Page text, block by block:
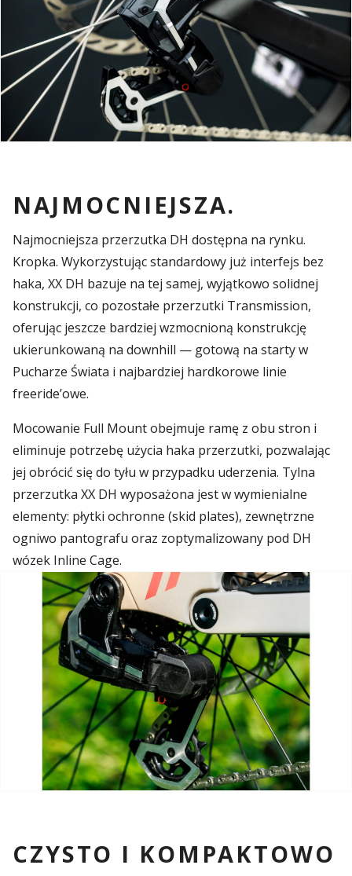
NAJMOCNIEJSZA.
Najmocniejsza przerzutka DH dostępna na rynku.
Kropka. Wykorzystując standardowy już interfejs bez
haka, XX DH bazuje na tej samej, wyjątkowo solidnej
konstrukcji, co pozostałe przerzutki Transmission,
oferując jeszcze bardziej wzmocnioną konstrukcję
ukierunkowaną na downhill — gotową na starty w
Pucharze Świata i najbardziej hardkorowe linie
freeride’owe.
Mocowanie Full Mount obejmuje ramę z obu stron i
eliminuje potrzebę użycia haka przerzutki, pozwalając
jej obrócić się do tyłu w przypadku uderzenia. Tylna
przerzutka XX DH wyposażona jest w wymienialne
elementy: płytki ochronne (skid plates), zewnętrzne
ogniwo pantografu oraz zoptymalizowany pod DH
wózek Inline Cage.
CZYSTO I KOMPAKTOWO